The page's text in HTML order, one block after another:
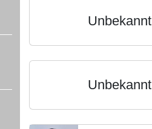
Unbekannt
Unbekannt